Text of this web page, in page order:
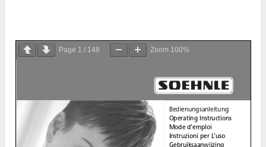
Page 1 / 148 Zoom 100%